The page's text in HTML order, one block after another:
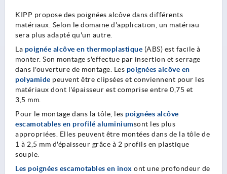
KIPP propose des poignées alcôve dans différents
matériaux. Selon le domaine d'application, un matériau
sera plus adapté qu'un autre.
La poignée alcôve en thermoplastique (ABS) est facile à
monter. Son montage s'effectue par insertion et serrage
dans l'ouverture de montage. Les poignées alcôve en
polyamide peuvent être clipsées et conviennent pour les
matériaux dont l'épaisseur est comprise entre 0,75 et
3,5 mm.
Pour le montage dans la tôle, les poignées alcôve
escamotables en profilé aluminiumsont les plus
appropriées. Elles peuvent être montées dans de la tôle de
1 à 2,5 mm d'épaisseur grâce à 2 profils en plastique
souple.
Les poignées escamotables en inox ont une profondeur de